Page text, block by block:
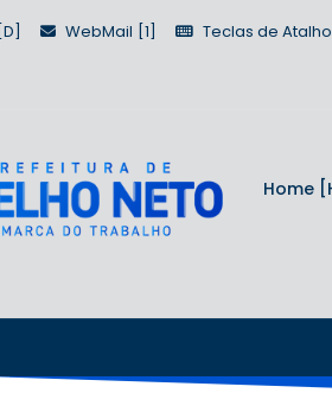
WebMail Teclas de Atalho
Home